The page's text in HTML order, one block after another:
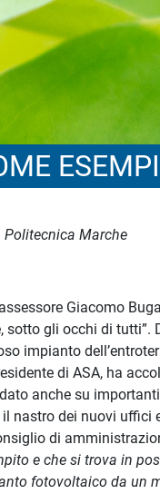
Politecnica Marche
Giacomo
sotto gli occhi di tutti”.
impianto
di ASA, ha
anche su
nastro dei nuovi uffici
di
e che si trova in
fotovoltaico da un